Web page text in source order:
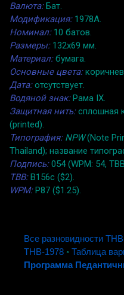
Валюта:Бат.
Модификация:1978A.
Номинал:10 батов.
Размеры:132x69 мм.
Материал:бумага.
Основные цвета:
Дата:отсутствует.
Водяной знак:Рама IX.
Защитная нить:сплошная
(printed).
Типография: NPW(Note
Thailand); название
Подпись:054 (WPM: 54,
TBB:B156c ($2).
WPM:P87 ($1.25).
Все разновидности
THB-1978 ◦ Таблица
Программа